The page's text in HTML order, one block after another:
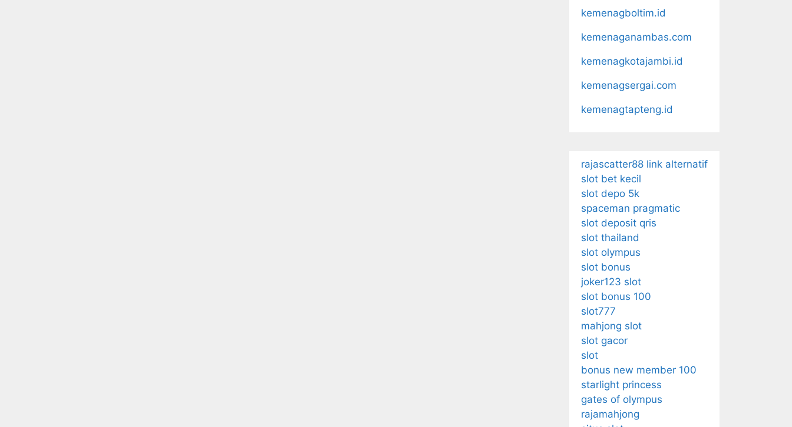
kemenagboltim.id
kemenaganambas.com
kemenagkotajambi.id
kemenagsergai.com
kemenagtapteng.id
rajascatter88 link alternatif
slot bet kecil
slot depo 5k
spaceman pragmatic
slot deposit qris
slot thailand
slot olympus
slot bonus
joker123 slot
slot bonus 100
slot777
mahjong slot
slot gacor
slot
bonus new member 100
starlight princess
gates of olympus
rajamahjong